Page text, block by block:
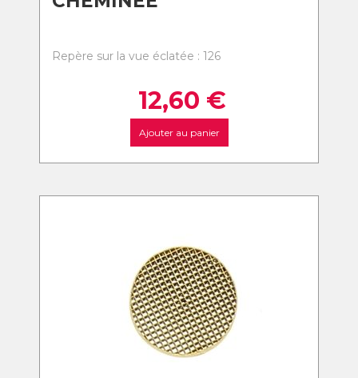
Repère sur la vue éclatée : 126
12,60 €
Ajouter au panier